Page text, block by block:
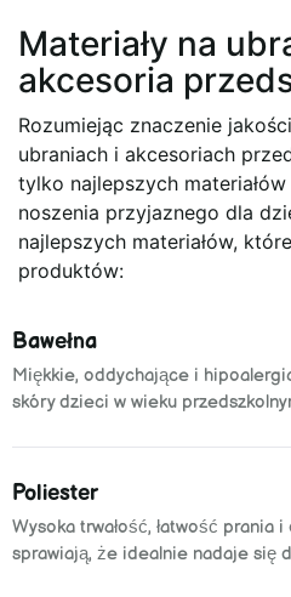
Materiały na
akcesoria
Rozumiejąc znaczenie
ubraniach i akcesoriach
tylko najlepszych
noszenia przyjaznego dla
najlepszych materiałów,
produktów:
Bawełna
Miękkie, oddychające i
skóry dzieci w wieku
Poliester
Wysoka trwałość, łatwość
sprawiają, że idealnie nadaje się